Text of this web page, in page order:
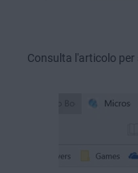
Consulta l'articolo per